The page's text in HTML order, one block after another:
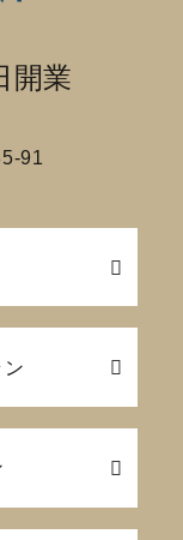
開業
91